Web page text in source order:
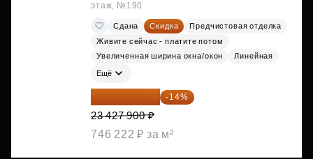
этаж, №190
Сдана Скидка
Предчистовая отделка
Живите сейчас - платите потом
Увеличенная ширина окна/окон
Линейная
Ещё
20 147 994 ₽ -14%
23 427 900 ₽
746 222 ₽ за м²